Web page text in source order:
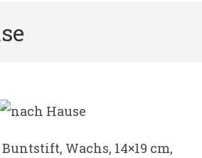
Wachs, 14×19 cm,